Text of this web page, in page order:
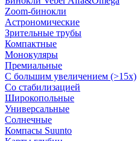
Zoom-бинокли
Астрономические
Зрительные трубы
Компактные
Монокуляры
Премиальные
С большим увеличением (>15x)
Со стабилизацией
Широкопольные
Универсальные
Солнечные
Компасы Suunto